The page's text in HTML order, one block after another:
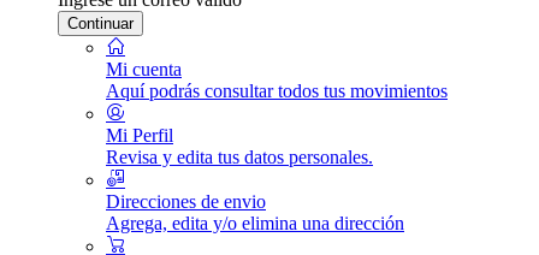
Continuar
Mi cuenta
Aquí podrás consultar todos tus movimientos
Mi Perfil
Revisa y edita tus datos personales.
Direcciones de envio
Agrega, edita y/o elimina una dirección